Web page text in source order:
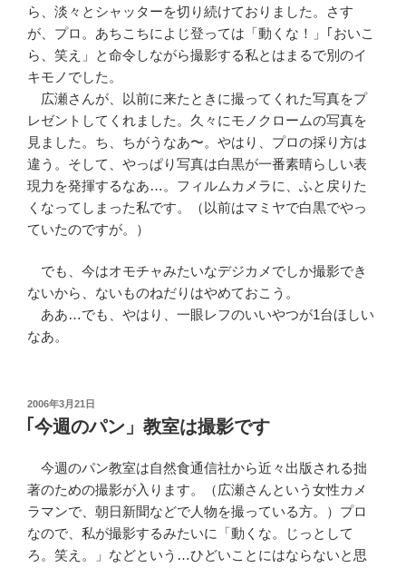
ら、淡々とシャッターを切り続けておりました。さす
が、プロ。あちこちによじ登っては「動くな！」｢おいこ
ら、笑え」と命令しながら撮影する私とはまるで別のイ
キモノでした。
広瀬さんが、以前に来たときに撮ってくれた写真をプ
レゼントしてくれました。久々にモノクロームの写真を
見ました。ち、ちがうなあ〜。やはり、プロの採り方は
違う。そして、やっぱり写真は白黒が一番素晴らしい表
現力を発揮するなあ…。フィルムカメラに、ふと戻りた
くなってしまった私です。（以前はマミヤで白黒でやっ
ていたのですが。）
でも、今はオモチャみたいなデジカメでしか撮影でき
ないから、ないものねだりはやめておこう。
ああ…でも、やはり、一眼レフのいいやつが1台ほしい
なあ。
投
稿
2006年3月21日
｢今週のパン」教室は撮影です
今週のパン教室は自然食通信社から近々出版される拙
著のための撮影が入ります。（広瀬さんという女性カメ
ラマンで、朝日新聞などで人物を撮っている方。）プロ
なので、私が撮影するみたいに「動くな。じっとして
ろ。笑え。」などという…ひどいことにはならないと思